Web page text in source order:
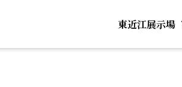
東近江展示場